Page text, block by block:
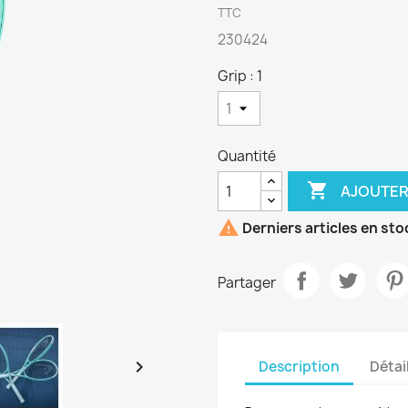

TTC
230424
Grip : 1
Quantité

 Derniers articles en
Partager
Description